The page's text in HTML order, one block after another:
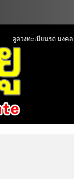
ดูดวงทะเบียนรถ มงคล